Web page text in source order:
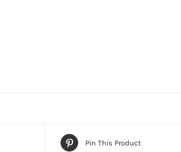
Pin This Product